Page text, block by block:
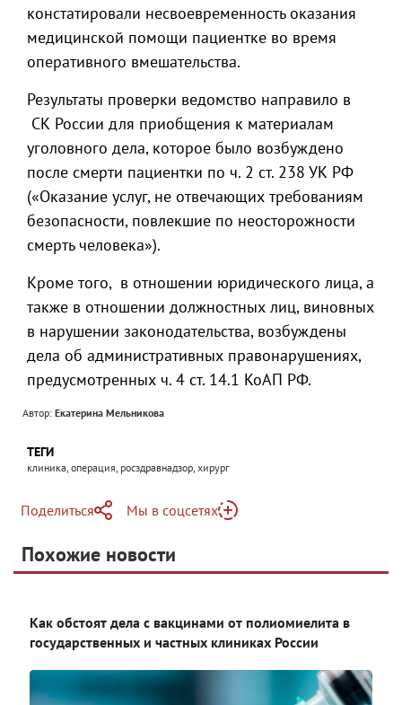
констатировали несвоевременность оказания
медицинской помощи пациентке во время
оперативного вмешательства.
Результаты проверки ведомство направило в
СК России для приобщения к материалам
уголовного дела, которое было возбуждено
после смерти пациентки по ч. 2 ст. 238 УК РФ
(«Оказание услуг, не отвечающих требованиям
безопасности, повлекшие по неосторожности
смерть человека»).
Кроме того, в отношении юридического лица, а
также в отношении должностных лиц, виновных
в нарушении законодательства, возбуждены
дела об административных правонарушениях,
предусмотренных ч. 4 ст. 14.1 КоАП РФ.
Автор: Екатерина Мельникова
ТЕГИ
клиника, операция, росздравнадзор, хирург
Поделиться
Telegram
Одноклассники
Мы в соцсетях
Яндекс Дзен
Похожие новости
Как обстоят дела с вакцинами от полиомиелита в
государственных и частных клиниках России